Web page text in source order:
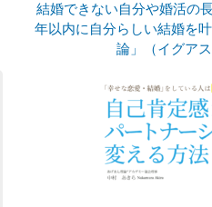
結婚できない自分や婚活の
年以内に自分らしい結婚を
論」（イグアス